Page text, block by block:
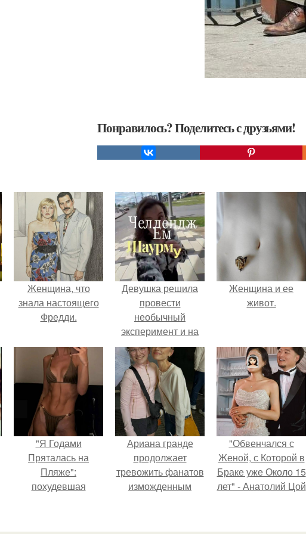
Понравилось? Поделитесь с друзьями!
Женщина, что
знала настоящего
Фредди.
Девушка решила
провести
необычный
эксперимент и на
протяжении 30
дней питалась
одной шаурмой.
Женщина и ее
живот.
"Я Годами
Пряталась на
Пляже":
похудевшая
откровенном
Ариана гранде
продолжает
тревожить фанатов
изможденным
"Обвенчался с
Женой, с Которой в
Браке уже Около 15
лет" - Анатолий Цой
"тайной свадьбой".